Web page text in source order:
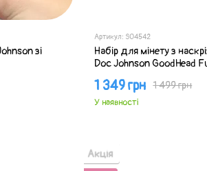
зі
Артикул: SO4542
Набір для мінету з
Doc Johnson GoodHead
1 499 грн
1 349 грн
У наявності
Акція